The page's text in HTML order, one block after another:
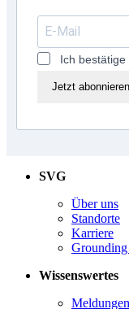
Ich bestätige
Jetzt abonnieren
SVG
Über uns
Standorte
Karriere
Wissenswertes
Meldungen